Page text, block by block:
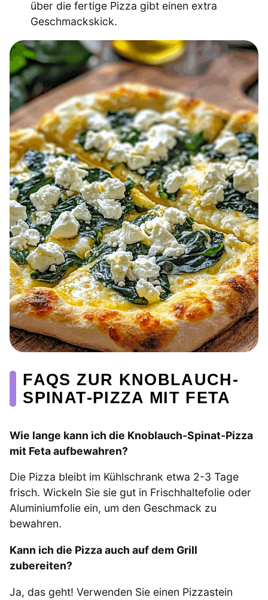
über die fertige Pizza gibt einen extra
Geschmackskick.
FAQS ZUR KNOBLAUCH-
SPINAT-PIZZA MIT FETA
Wie lange kann ich die Knoblauch-Spinat-Pizza
mit Feta aufbewahren?
Die Pizza bleibt im Kühlschrank etwa 2-3 Tage
frisch. Wickeln Sie sie gut in Frischhaltefolie oder
Aluminiumfolie ein, um den Geschmack zu
bewahren.
Kann ich die Pizza auch auf dem Grill
zubereiten?
Ja, das geht! Verwenden Sie einen Pizzastein